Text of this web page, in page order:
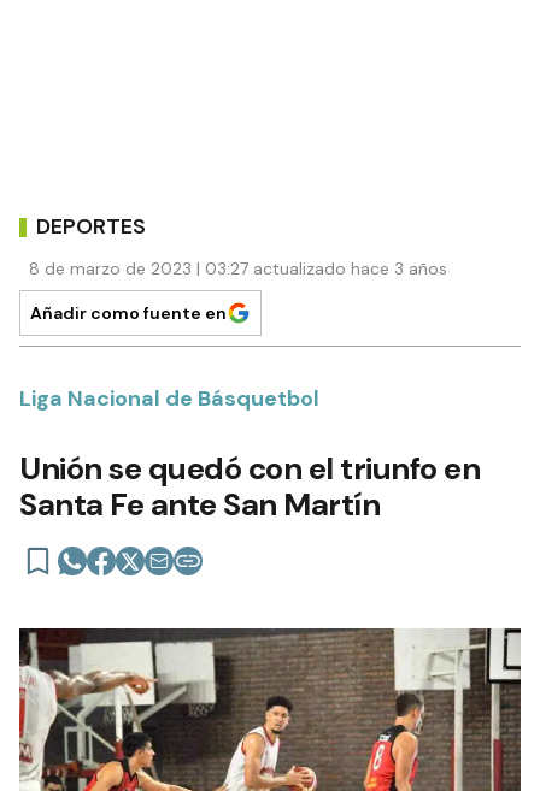
DEPORTES
8 de marzo de 2023 | 03:27 actualizado hace 3 años
Añadir como fuente en
Liga Nacional de Básquetbol
Unión se quedó con el triunfo en
Santa Fe ante San Martín